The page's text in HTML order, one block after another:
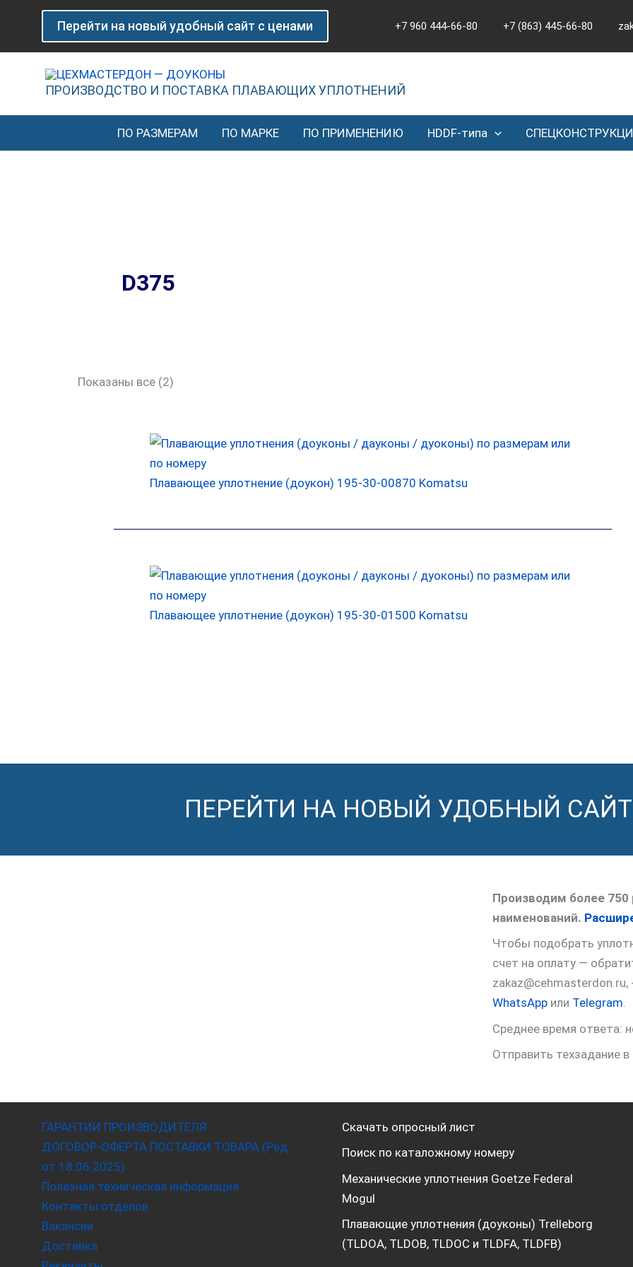
Перейти
содержимому
Перейти на новый удобный сайт с ценами +7 960 444-66-80 +7 (863) 445-66-80
ПРОИЗВОДСТВО И ПОСТАВКА ПЛАВАЮЩИХ УПЛОТНЕНИЙ
ПО РАЗМЕРАМ ПО МАРКЕ ПО ПРИМЕНЕНИЮ HDDF-типа
D375
Показаны все (2)
Сортировка:
по
популярности
Плавающее уплотнение (доукон) 195-30-00870 Komatsu
Плавающее уплотнение (доукон) 195-30-01500 Komatsu
ПЕРЕЙТИ НА НОВЫЙ УДОБНЫЙ
Производим более 750
наименований.
Чтобы подобрать
счет на оплату —
WhatsApp или Telegram.
Среднее время ответа:
Отправить техзадание
ГАРАНТИИ ПРОИЗВОДИТЕЛЯ
ДОГОВОР-ОФЕРТА ПОСТАВКИ ТОВАРА (Ред.
от 18.06.2025)
Полезная техническая информация
Контакты отделов
Вакансии
Доставка
Скачать опросный лист
Поиск по каталожному номеру
Механические уплотнения Goetze Federal
Mogul
Плавающие уплотнения (доуконы) Trelleborg
(TLDOA, TLDOB, TLDOC и TLDFA, TLDFB)